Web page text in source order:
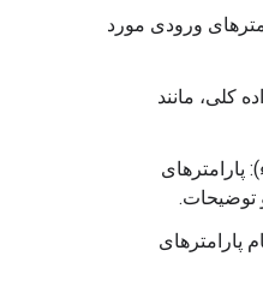
ورودی مورد
کلی، مانند
پارامترهای
توضیحات.
پارامترهای